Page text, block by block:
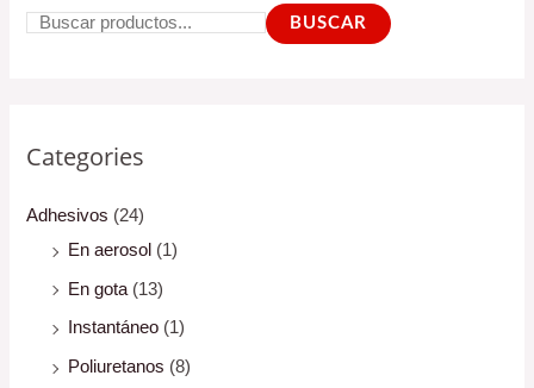
BUSCAR
Categories
Adhesivos (24)
En aerosol (1)
En gota (13)
Instantáneo (1)
Poliuretanos (8)